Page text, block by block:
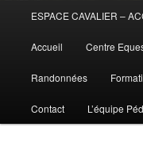
principal
ESPACE CAVALIER –
Accueil Centre
Randonnées
Contact L’équipe